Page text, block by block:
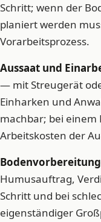
Schritt; wenn der
planiert werden
Vorarbeitsprozess.
Aussaat und
— mit Streugerät
Einharken und
machbar; bei einem
Arbeitskosten der
Humusauftrag,
Schritt und bei
eigenständiger